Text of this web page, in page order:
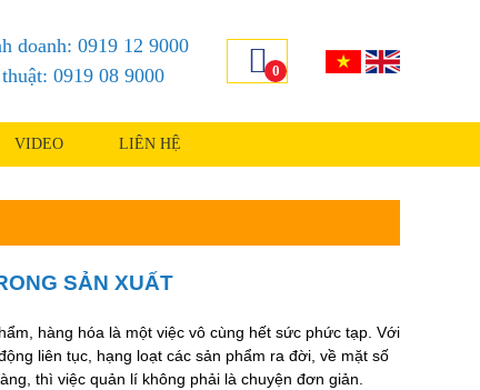
doanh: 0919 12 9000
0919 08 9000
0
VIDEO LIÊN HỆ
SẢN XUẤT
hàng hóa là một việc vô cùng hết sức phức tạp. Với
liên tục, hạng loạt các sản phẩm ra đời, về mặt số
thì việc quản lí không phải là chuyện đơn giản.